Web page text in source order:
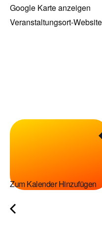
Google Karte anzeigen
Veranstaltungsort-
Zum Kalender Hinzufügen